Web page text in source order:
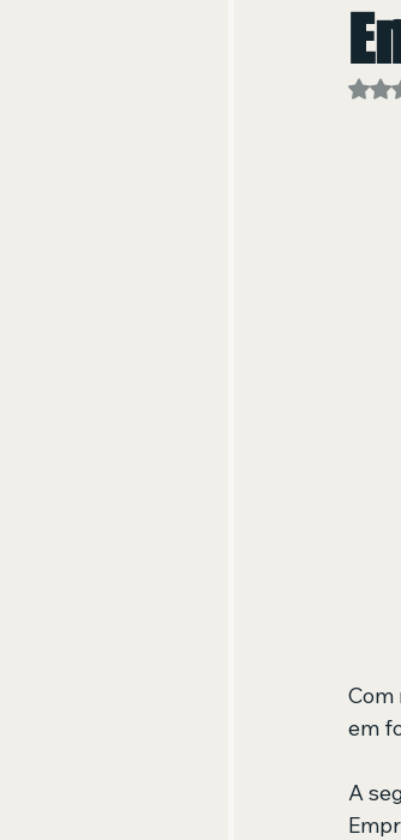
Com
em
A